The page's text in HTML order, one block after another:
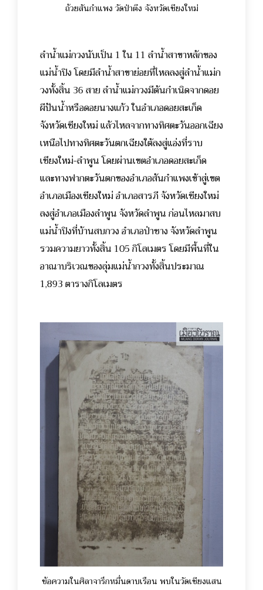
ถ้วยสันกำแพง วัดป่าตึง จังหวัดเชียงใหม่
ลำน้ำแม่กวงนับเป็น 1 ใน 11 ลำน้ำสาขาหลักของ
แม่น้ำปิง โดยมีลำน้ำสาขาย่อยที่ไหลลงสู่ลำน้ำแม่ก
วงทั้งสิ้น 36 สาย ลำน้ำแม่กวงมีต้นกำเนิดจากดอย
ผีปันน้ำหรือดอยนางแก้ว ในอำเภอดอยสะเก็ด
จังหวัดเชียงใหม่ แล้วไหลจากทางทิศตะวันออกเฉียง
เหนือไปทางทิศตะวันตกเฉียงใต้ลงสู่แอ่งที่ราบ
เชียงใหม่-ลำพูน โดยผ่านเขตอำเภอดอยสะเก็ด
และทางฟากตะวันตกของอำเภอสันกำแพงเข้าสู่เขต
อำเภอเมืองเชียงใหม่ อำเภอสารภี จังหวัดเชียงใหม่
ลงสู่อำเภอเมืองลำพูน จังหวัดลำพูน ก่อนไหลมาสบ
แม่น้ำปิงที่บ้านสบกวง อำเภอป่าซาง จังหวัดลำพูน
รวมความยาวทั้งสิ้น 105 กิโลเมตร โดยมีพื้นที่ใน
อาณาบริเวณของลุ่มแม่น้ำกวงทั้งสิ้นประมาณ
1,893 ตารางกิโลเมตร
ข้อความในศิลาจารึกหมื่นดาบเรือน พบในวัดเชียงแสน